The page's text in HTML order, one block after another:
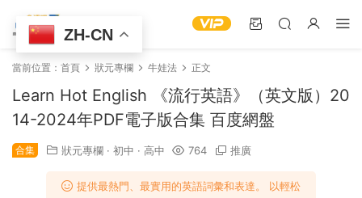
當前位置： 首頁 狀元專欄 牛娃法 正文
Learn Hot English 《流行英語》（英文版）20
14-2024年PDF電子版合集 百度網盤
合集 狀元專欄 · 初中 · 高中 764 推廣
提供最熱門、最實用的英語詞彙和表達。 以輕松
ZH-CN